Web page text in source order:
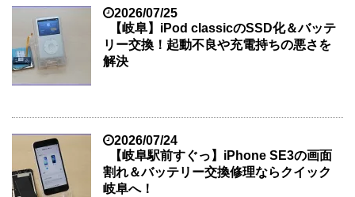
2026/07/25
【岐阜】iPod classicのSSD化＆バッテ
リー交換！起動不良や充電持ちの悪さを
解決
2026/07/24
【岐阜駅前すぐっ】iPhone SE3の画面
割れ＆バッテリー交換修理ならクイック
岐阜へ！